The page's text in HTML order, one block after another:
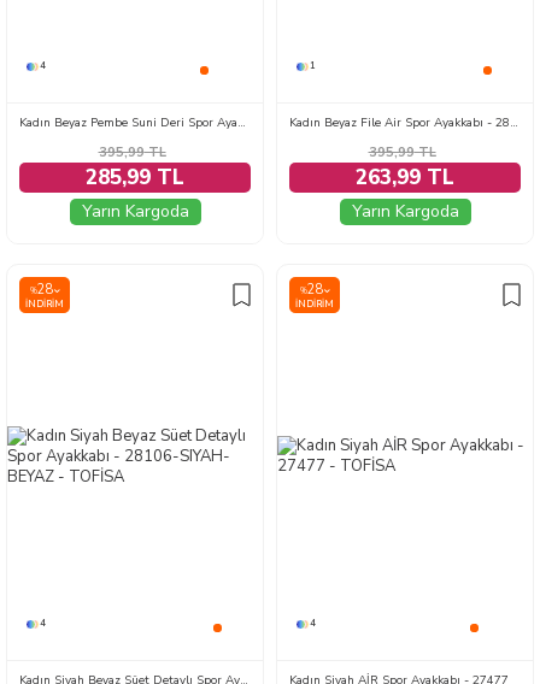
4
Kadın Beyaz Pembe Suni Deri Spor Ayakkabı - 27702
395,99TL
285,99 TL
Yarın Kargoda
1
Kadın Beyaz File Air Spor Ayakkabı - 28591-BEYAZ
395,99TL
263,99 TL
Yarın Kargoda
%28
İNDIRIM
4
Kadın Siyah Beyaz Süet Detaylı Spor Ayakkabı - 28106-SIYAH-BEYAZ
%28
İNDIRIM
4
Kadın Siyah AİR Spor Ayakkabı - 27477